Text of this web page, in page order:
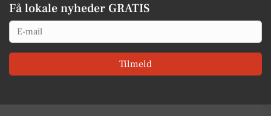
Få lokale nyheder GRATIS
Email
Tilmeld